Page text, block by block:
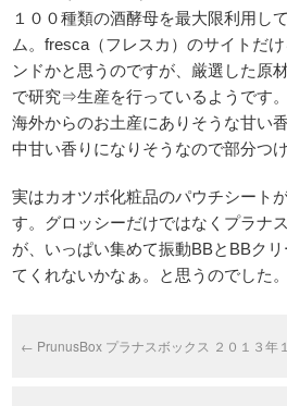
１００種類の酒酵母を最大限利用し
ム。fresca（フレスカ）のサイトだ
ンドかと思うのですが、厳選した原
で研究⇒生産を行っているようです。
海外からのお土産にありそうな甘い
中甘い香りになりそうなので部分つ
実はカオツボ化粧品のパウチシート
す。グロッシーだけではなくプラナ
が、いっぱい集めて振動BBとBBク
てくれないかなぁ。と思うのでした。
← PrunusBox プラナスボックス ２０１３年